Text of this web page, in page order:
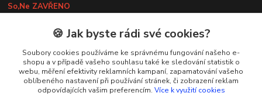
So,Ne ZAVŘENO
Kontakty
Simona Kozová
+420 602 181 001
🍪 Jak byste rádi své cookies?
Soubory cookies používáme ke správnému fungování našeho e-
shopu a v případě vašeho souhlasu také ke sledování statistik o
webu, měření efektivity reklamních kampaní, zapamatování vašeho
oblíbeného nastavení při používání stránek, či zobrazení reklam
odpovídajících vašim preferencím. Více k využití cookies